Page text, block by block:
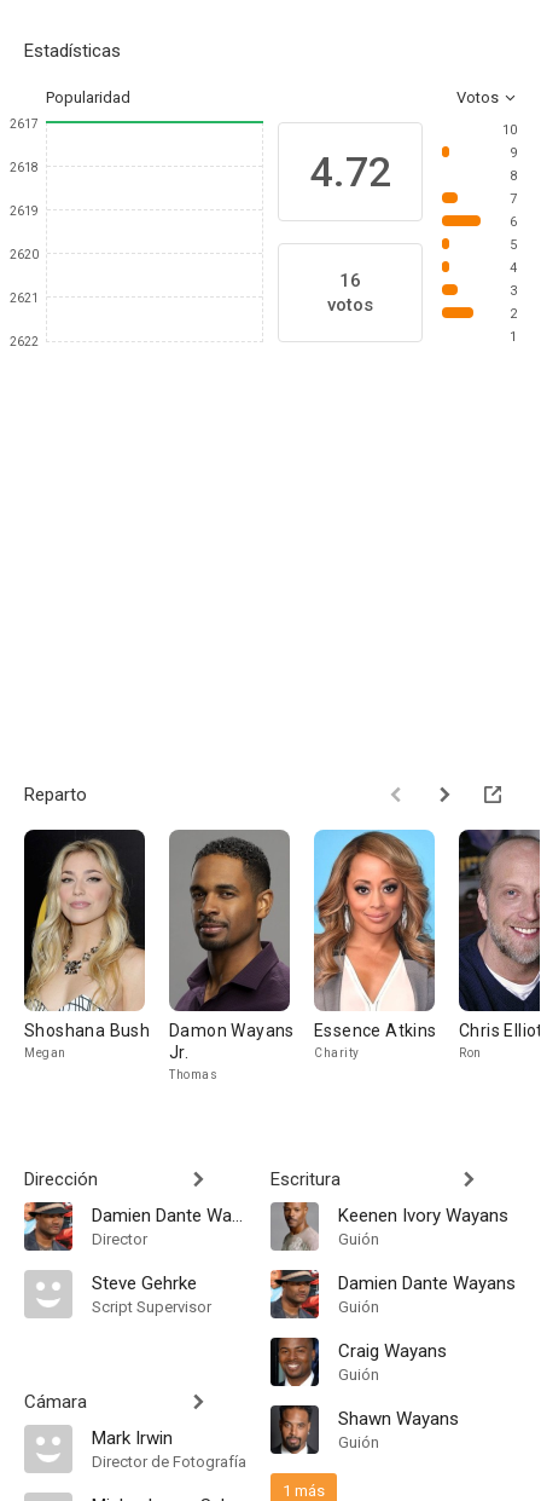
Estadísticas
Popularidad Votos
2617
2618
2619
2620
2621
2622
4.72
16
votos
10
9
8
7
6
5
4
3
2
1
Reparto
Shoshana Bush
Megan
Damon Wayans
Jr.
Thomas
Essence Atkins
Charity
Chris
Ron
Dirección
Damien Dante Wayans
Director
Steve Gehrke
Script Supervisor
Cámara
Mark Irwin
Director de Fotografía
Escritura
Keenen Ivory Wayans
Guión
Damien Dante Wayans
Guión
Craig Wayans
Guión
Shawn Wayans
Guión
1 más